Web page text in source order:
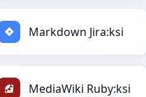
Markdown Jira:ksi
MediaWiki Ruby:ksi